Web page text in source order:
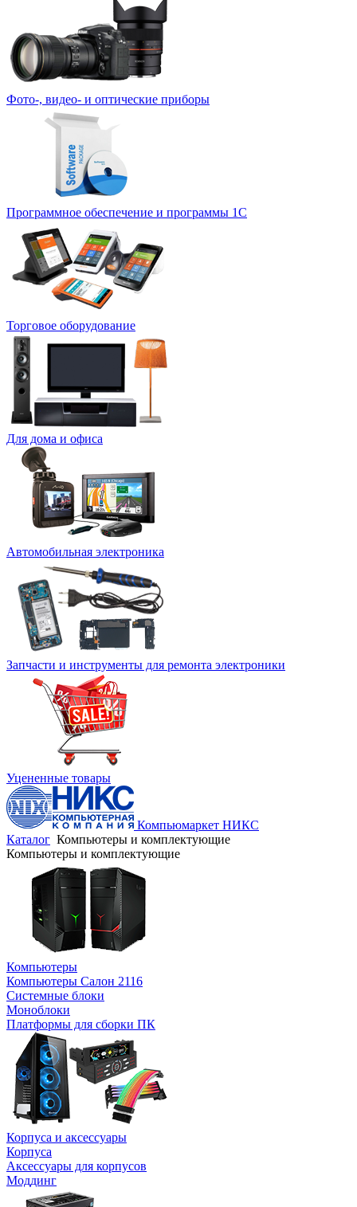
Фото-, видео- и оптические приборы
Программное обеспечение и программы 1С
Торговое оборудование
Для дома и офиса
Автомобильная электроника
Запчасти и инструменты для ремонта электроники
Уцененные товары
Компьюмаркет НИКС
Каталог Компьютеры и комплектующие
Компьютеры и комплектующие
Компьютеры
Компьютеры Салон 2116
Системные блоки
Моноблоки
Платформы для сборки ПК
Корпуса и аксессуары
Корпуса
Аксессуары для корпусов
Моддинг